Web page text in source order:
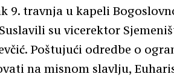
9. travnja u kapeli
su vicerektor
Poštujući odredbe o
na misnom slavlju,